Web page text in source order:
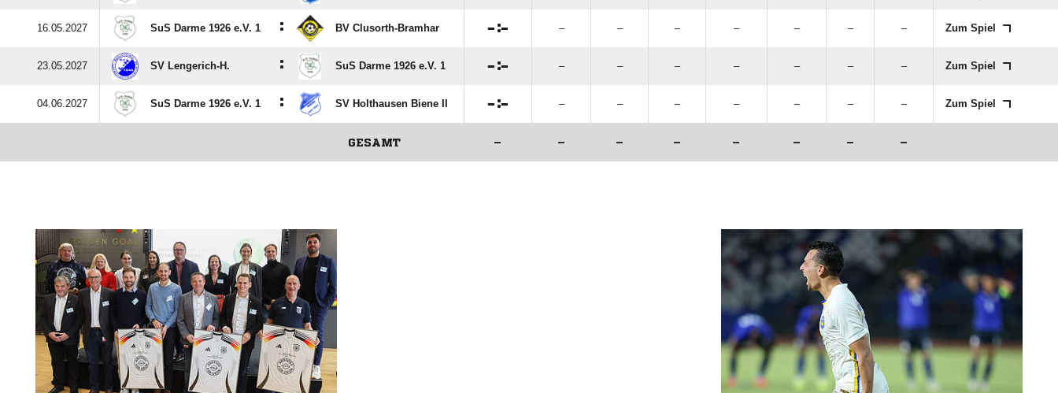
16.05.2027 SuS Darme 1926 e.V. 1 : BV Clusorth-Bramhar : – – – – – – – Zum Spiel
23.05.2027 SV Lengerich-H. : SuS Darme 1926 e.V. 1 : – – – – – – – Zum Spiel
04.06.2027 SuS Darme 1926 e.V. 1 : SV Holthausen Biene II : – – – – – – – Zum Spiel
GESAMT – – – – – – – –